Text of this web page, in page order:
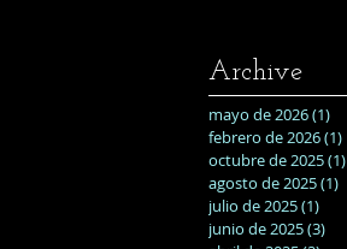
Archive
mayo de 2026(1)
febrero de 2026(1)
octubre de 2025(1)
agosto de 2025(1)
julio de 2025(1)
junio de 2025(3)